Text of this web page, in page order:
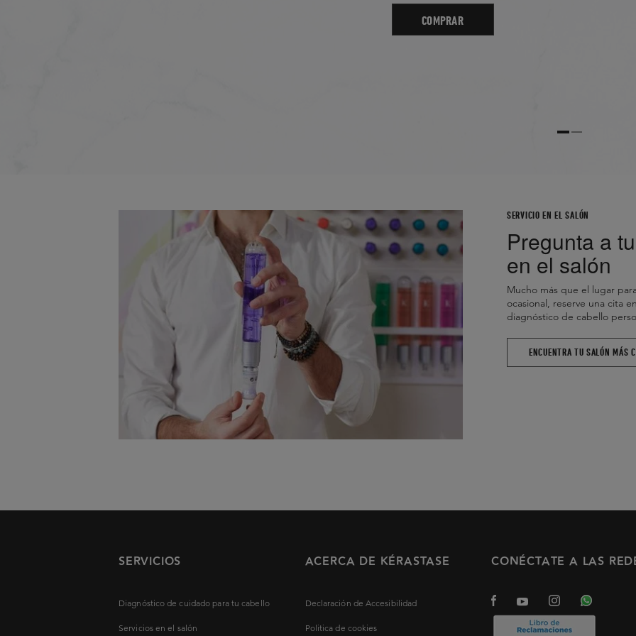
COMPRAR
SERVICIO EN EL SALÓN
Pregunta a
en el salón
Mucho más que el lugar
ocasional, reserve una cita
diagnóstico de cabello
ENCUENTRA TU SALÓN MÁS
SERVICIOS
Diagnóstico de cuidado para tu cabello
Servicios en el salón
ACERCA DE KÉRASTASE
Declaración de Accesibilidad
Politica de cookies
CONÉCTATE A LAS